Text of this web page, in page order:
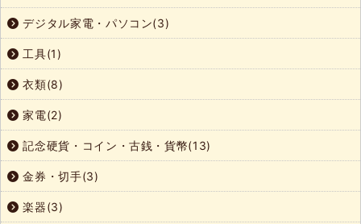
デジタル家電・パソコン(3)
工具(1)
衣類(8)
家電(2)
記念硬貨・コイン・古銭・貨幣(13)
金券・切手(3)
楽器(3)